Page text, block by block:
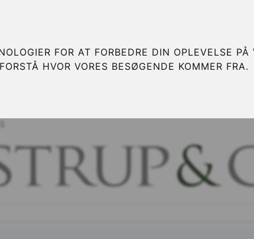
FOR AT FORBEDRE DIN OPLEVELSE
HVOR VORES BESØGENDE KOMMER FRA.